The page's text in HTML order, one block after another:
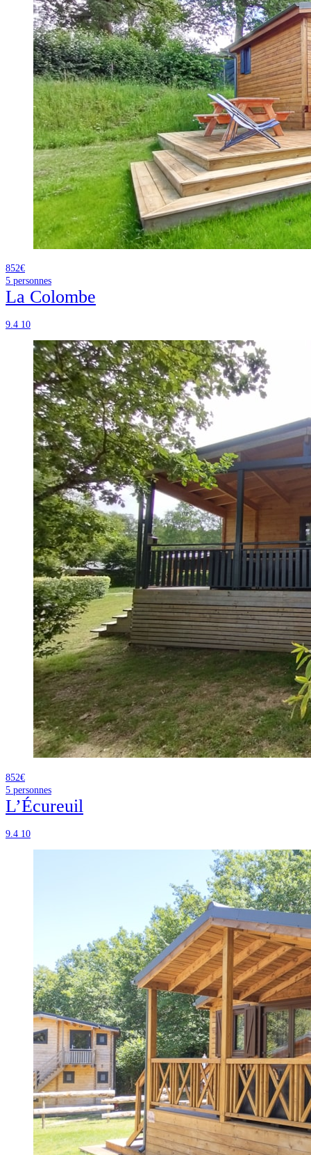
852€
5 personnes
La Colombe
9.4 10
852€
5 personnes
L’Écureuil
9.4 10